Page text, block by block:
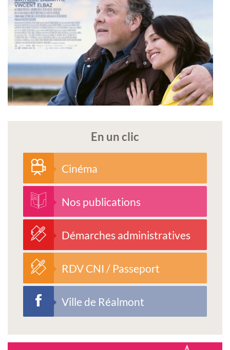
En un clic
Cinéma
Nos publications
Démarches administratives
RDV CNI / Passeport
Ville de Réalmont